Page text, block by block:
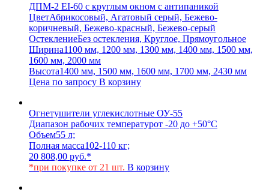
ДПМ-2 EI-60 с круглым окном с антипаникой
ЦветАбрикосовый, Агатовый серый, Бежево-
коричневый, Бежево-красный, Бежево-серый
ОстеклениеБез остекления, Круглое, Прямоугольное
Ширина1100 мм, 1200 мм, 1300 мм, 1400 мм, 1500 мм,
1600 мм, 2000 мм
Высота1400 мм, 1500 мм, 1600 мм, 1700 мм, 2430 мм
Цена по запросу В корзину
Огнетушители углекислотные ОУ-55
Диапазон рабочих температурот -20 до +50°C
Объем55 л;
Полная масса102-110 кг;
20 808,00 руб.*
*при покупке от 21 шт. В корзину